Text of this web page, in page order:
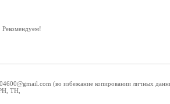
Рекомендуем!
(во избежание копировании личных
ТН,